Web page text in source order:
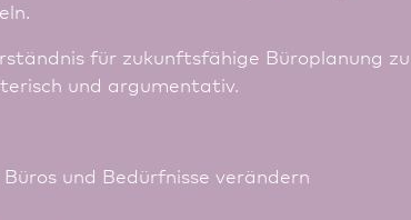
für zukunftsfähige Büroplanung zu
und argumentativ.
und Bedürfnisse verändern